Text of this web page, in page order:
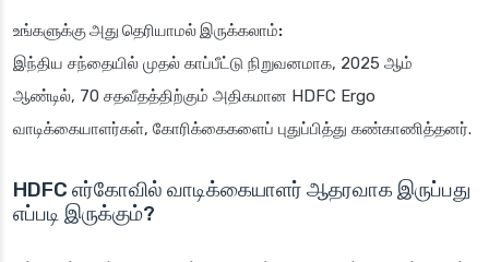
உங்களுக்கு அது தெரியாமல் இருக்கலாம்:
இந்திய சந்தையில் முதல் காப்பீட்டு நிறுவனமாக, 2025 ஆம்
ஆண்டில், 70 சதவீதத்திற்கும் அதிகமான HDFC Ergo
வாடிக்கையாளர்கள், கோரிக்கைகளைப் புதுப்பித்து கண்காணித்தனர்.
HDFC எர்கோவில் வாடிக்கையாளர் ஆதரவாக இருப்பது
எப்படி இருக்கும்?